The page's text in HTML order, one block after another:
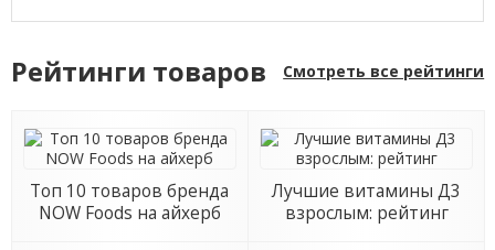
Рейтинги товаров Смотреть все рейтинги
Топ 10 товаров бренда
NOW Foods на айхерб
Лучшие витамины Д3
взрослым: рейтинг